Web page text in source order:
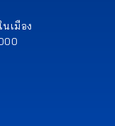
เมือง